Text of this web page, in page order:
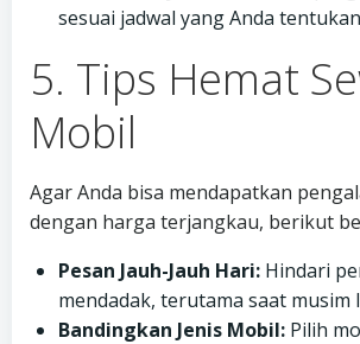
sesuai jadwal yang Anda
5. Tips Hemat
Mobil
Agar Anda bisa mendapatkan
dengan harga terjangkau, berikut
Pesan Jauh-Jauh Hari: Hindari
mendadak, terutama saat musim
Bandingkan Jenis Mobil: Pilih